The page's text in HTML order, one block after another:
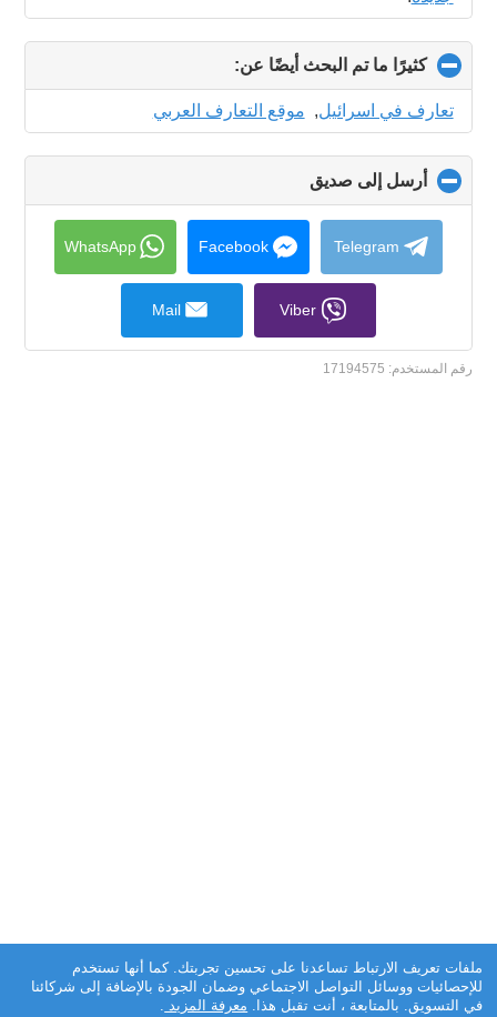
كثيرًا ما تم البحث أيضًا عن:
to
collapse
contents
تعارف في اسرائيل, موقع التعارف العربي
أرسل إلى صديق
to
collapse
contents
Telegram
Facebook
WhatsApp
Viber
Mail
رقم المستخدم: 17194575
ملفات تعريف الارتباط تساعدنا على تحسين تجربتك. كما أنها تستخدم
للإحصائيات ووسائل التواصل الاجتماعي وضمان الجودة بالإضافة إلى شركائنا
في التسويق. بالمتابعة ، أنت تقبل هذا. معرفة المزيد .